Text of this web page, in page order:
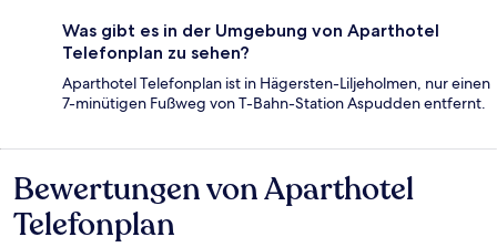
Was gibt es in der Umgebung von Aparthotel
Telefonplan zu sehen?
Aparthotel Telefonplan ist in Hägersten-Liljeholmen, nur einen
7-minütigen Fußweg von T-Bahn-Station Aspudden entfernt.
Bewertungen
Bewertungen von Aparthotel
Telefonplan